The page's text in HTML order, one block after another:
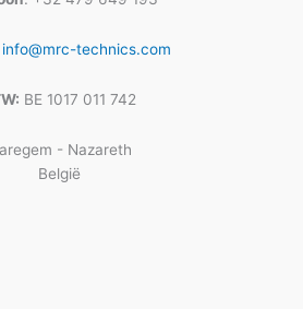
info@mrc-technics.com
BE 1017 011 742
- Nazareth
België